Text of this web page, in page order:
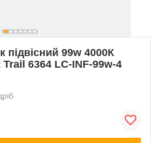
підвісний 99w 4000К
6364 LC-INF-99w-4